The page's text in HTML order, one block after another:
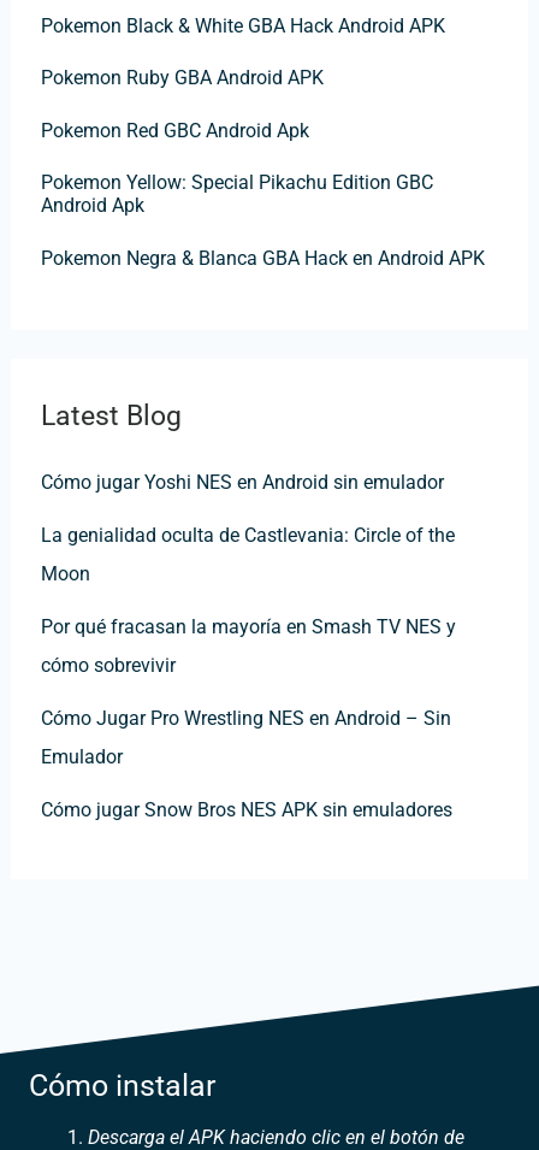
p
r
:
Pokemon Black & White GBA Hack Android APK
Pokemon Ruby GBA Android APK
Pokemon Red GBC Android Apk
Pokemon Yellow: Special Pikachu Edition GBC
Android Apk
Pokemon Negra & Blanca GBA Hack en Android APK
Latest Blog
Cómo jugar Yoshi NES en Android sin emulador
La genialidad oculta de Castlevania: Circle of the
Moon
Por qué fracasan la mayoría en Smash TV NES y
cómo sobrevivir
Cómo Jugar Pro Wrestling NES en Android – Sin
Emulador
Cómo jugar Snow Bros NES APK sin emuladores
Cómo instalar
Descarga el APK haciendo clic en el botón de